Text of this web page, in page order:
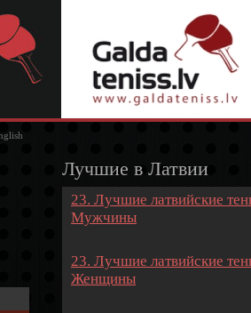
Лучшие в Латвии
23. Лучшие латвийские
Мужчины
23. Лучшие латвийские
Женщины